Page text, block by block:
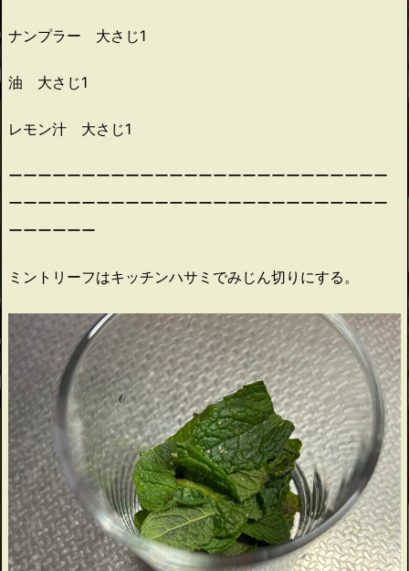
ナンプラー 大さじ1
油 大さじ1
レモン汁 大さじ1
ーーーーーーーーーーーーーーーーーーーーーーーーーー
ーーーーーーーーーーーーーーーーーーーーーーーーーー
ーーーーーー
ミントリーフはキッチンハサミでみじん切りにする。